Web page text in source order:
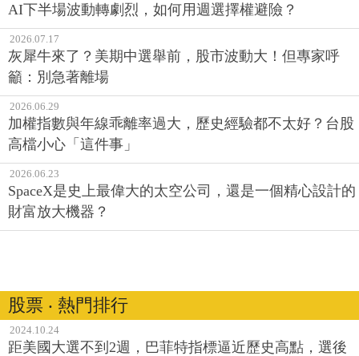
AI下半場波動轉劇烈，如何用週選擇權避險？
2026.07.17
灰犀牛來了？美期中選舉前，股市波動大！但專家呼
籲：別急著離場
2026.06.29
加權指數與年線乖離率過大，歷史經驗都不太好？台股
高檔小心「這件事」
2026.06.23
SpaceX是史上最偉大的太空公司，還是一個精心設計的
財富放大機器？
股票 ‧ 熱門排行
2024.10.24
距美國大選不到2週，巴菲特指標逼近歷史高點，選後